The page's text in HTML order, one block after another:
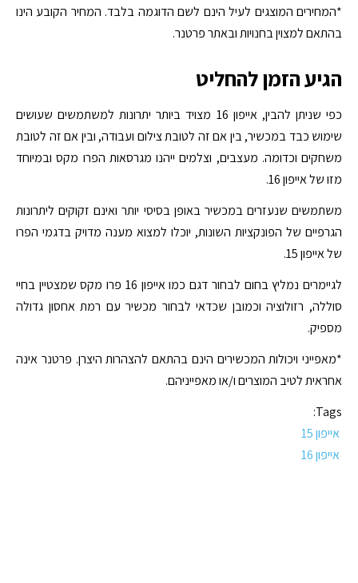
*המחירים המוצגים לעיל הינם לשם הדוגמה בלבד. המחיר הקובע הינו
בהתאם למצוין בחנויות ובאתר פרטנר.
הגיע הזמן להחליט
כפי שניתן להבין, אייפון 16 מצויד ביותר יתרונות למשתמשים שעושים
שימוש כבד במכשיר, בין אם זה לטובת צילום ועבודה, ובין אם זה לטובת
משחקים וכדומה. מעצבים, וצלמים ייהנו מגרסאות הפרו מקס ובמיוחד
מזו של אייפון 16.
משתמשים שנעזרים במכשיר באופן בסיסי יותר ואינם זקוקים ליתרונות
הגרפיים של הפונקציות השונות, יוכלו למצוא מענה מדויק בדגמי הפרו
של אייפון 15.
לגיימרים נמליץ בחום לבחור דגם כמו אייפון 16 פרו מקס שמצטיין בחיי
סוללה, רזולוציה וכמובן שכדאי לבחור מכשיר עם רמת אחסון גדולה
מספיק.
*מאפייני ויכולות המכשירים הינם בהתאם להצהרות היצרן. פרטנר אינה
אחראית לטיב המוצרים ו/או מאפייניהם.
Tags:
אייפון 15
אייפון 16